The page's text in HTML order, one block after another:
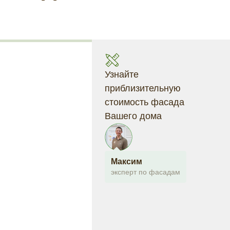
Узнайте
приблизительную
стоимость фасада
Вашего дома
Максим
эксперт по фасадам